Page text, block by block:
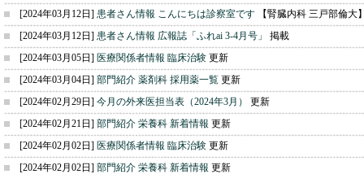
[2024年03月12日] 患者さん情報 こんにちは診察室です 【腎臓内科 三戸部倫大
[2024年03月12日] 患者さん情報 広報誌「ふれai 3-4月号」 掲載
[2024年03月05日] 医療関係者情報 臨床治験 更新
[2024年03月04日] 部門紹介 薬剤科 採用薬一覧 更新
[2024年02月29日] 今月の外来医担当表（2024年3月）
更新
[2024年02月21日] 部門紹介 栄養科 新着情報 更新
[2024年02月02日] 医療関係者情報 臨床治験 更新
[2024年02月02日] 部門紹介 栄養科 新着情報 更新